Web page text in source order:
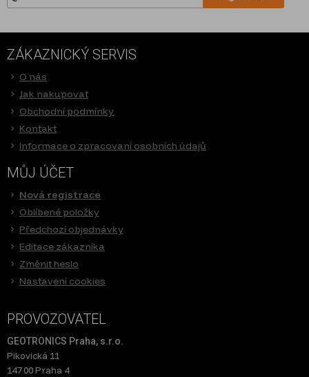
ZÁKAZNICKÝ SERVIS
O nás
Jak nakupovat
Obchodní podmínky
Kontakt
Informace o zpracovaní osobních údajů
MŮJ ÚČET
Nová registrace
Oblíbené položky
Předchozí objednávky
Editace zákazníka
Změnit heslo
Nastavení cookies
PROVOZOVATEL
GEOTRONICS Praha, s.r.o.
Pikovická 11
147 00 Praha 4